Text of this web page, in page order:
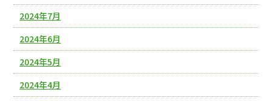
2024年7月
2024年6月
2024年5月
2024年4月